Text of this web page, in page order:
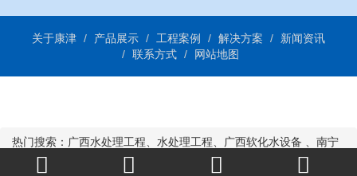
关于康津 产品展示 工程案例 解决方案
新闻资讯
联系方式
网站地图
热门搜索： 广西水处理工程 水处理工程 广西软化水设备
南宁
直饮水工程
南宁净水工程 南宁井水处理、